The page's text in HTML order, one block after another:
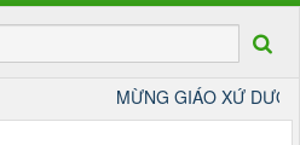
MỪNG GIÁO XỨ DƯƠNG